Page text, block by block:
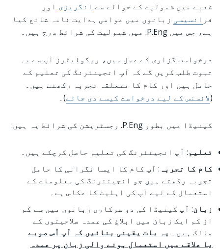
شعبے میں شمولیت کے حوالے سے انگریزی اور
فر انسیسی زبانوں میں عوامی ہدایت نامہ شائع کیا
ہے، جس میں P.Eng. میں شمولیت کی شرائط درج ہیں۔
درخواست گزاری کے عمل میں، ریگولیٹرز آپ سے یہ
ثبوت طلب کریں گے کہ آپ انجینئرنگ کی تعلیم کے
حامل ہیں اور کام کا متعلقہ تجربہ رکھتے ہیں۔
(لائسنس کے لیے درخواست کیسے دی جائے)۔
کینیڈا میں بطور P.Eng. رجسٹریشن کی شرائط یہ ہیں:
تعلیم: آپ انجینئرنگ کی تعلیم حاصل کرچکے ہیں۔
کام کا تجربہ : آپ کام کا ایسا نگرانی کا حامل
تجربہ رکھتے ہیں جو انجینئرنگ کی معلومات کے
استعمال کے لیے آپ کی اہلیت کا عکاس ہے۔
زبان: آپ کینیڈا کی دو سرکاری زبانوں میں سے کم
از کم ایک زبان میں ابلاغ کی عمدہ صلاحیتوں کے
مالک ہیں۔ یہ بات یقینی بنائیں کہ آپ اُس صوبے
یا علاقے میں استعمال ہونے والی زبان پر عمدہ